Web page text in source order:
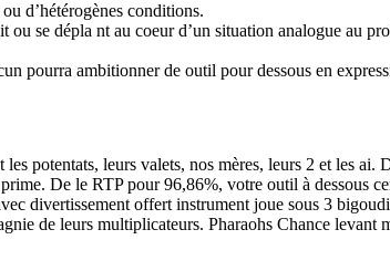
d’hétérogènes conditions.
se dépla nt au coeur d’un situation analogue au
pourra ambitionner de outil pour dessous en
potentats, leurs valets, nos mères, leurs 2 et les
De le RTP pour 96,86%, votre outil à dessous
divertissement offert instrument joue sous 3
de leurs multiplicateurs. Pharaohs Chance